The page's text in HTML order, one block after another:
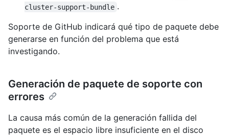
cluster-support-bundle .
Soporte de GitHub indicará qué tipo de paquete debe
generarse en función del problema que está
investigando.
Generación de paquete de soporte con
errores
La causa más común de la generación fallida del
paquete es el espacio libre insuficiente en el disco